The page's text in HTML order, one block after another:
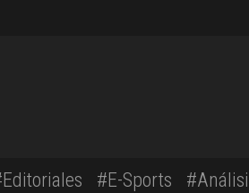
#E-Sports